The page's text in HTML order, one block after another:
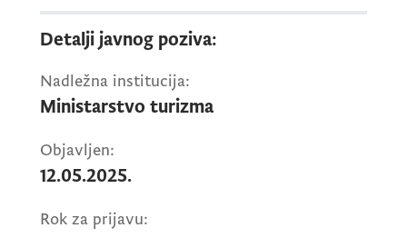
Detalji javnog poziva:
Nadležna institucija:
Ministarstvo turizma
Objavljen:
12.05.2025.
Rok za prijavu: